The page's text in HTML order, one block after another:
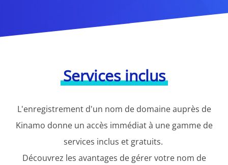
Services inclus
L'enregistrement d'un nom de domaine auprès de
Kinamo donne un accès immédiat à une gamme de
services inclus et gratuits.
Découvrez les avantages de gérer votre nom de